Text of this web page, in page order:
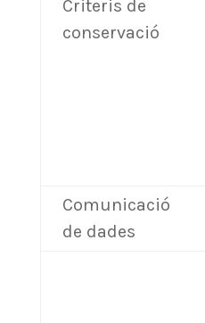
Criteris de
conservació
Comunicació
de dades